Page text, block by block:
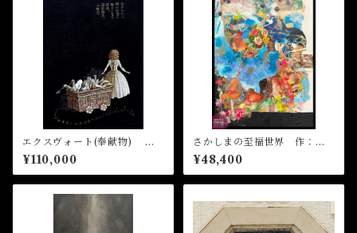
エクスヴォート(奉献物)
作：菅野まり子
¥110,000
さかしまの至福世界 作：浅
野サキ
¥48,400